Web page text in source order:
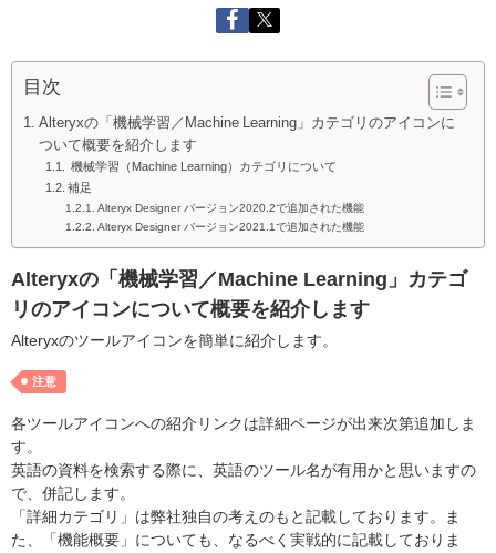
目次
Alteryxの「機械学習／Machine Learning」カテゴリのアイコンに
ついて概要を紹介します
機械学習（Machine Learning）カテゴリについて
補足
Alteryx Designer バージョン2020.2で追加された機能
Alteryx Designer バージョン2021.1で追加された機能
Alteryxの「機械学習／Machine Learning」カテゴ
リのアイコンについて概要を紹介します
Alteryxのツールアイコンを簡単に紹介します。
注意
各ツールアイコンへの紹介リンクは詳細ページが出来次第追加しま
す。
英語の資料を検索する際に、英語のツール名が有用かと思いますの
で、併記します。
「詳細カテゴリ」は弊社独自の考えのもと記載しております。ま
た、「機能概要」についても、なるべく実戦的に記載しておりま